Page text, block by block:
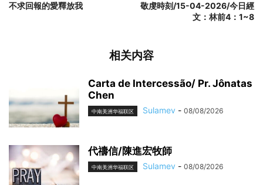
不求回報的愛釋放我
敬虔時刻/15-04-2026/今日經
文：林前4：1~8
相关内容
Carta de Intercessão/ Pr. Jônatas
Chen
中南美洲华福联区 Sulamev - 08/08/2026
代禱信/陳進宏牧師
中南美洲华福联区 Sulamev - 08/08/2026